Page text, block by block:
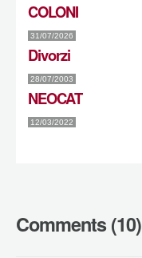
COLONI
31/07/2026
Divorzi
28/07/2003
NEOCAT
12/03/2022
Comments (10)